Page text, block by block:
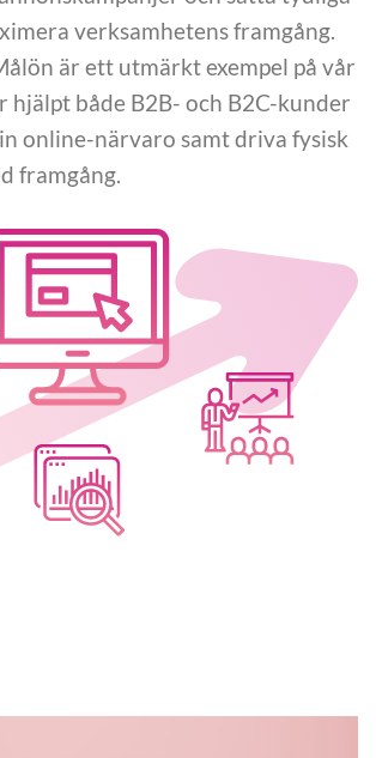
verksamhetens framgång.
är ett utmärkt exempel på vår
hjälpt både B2B- och B2C-kunder
online-närvaro samt driva fysisk
framgång.